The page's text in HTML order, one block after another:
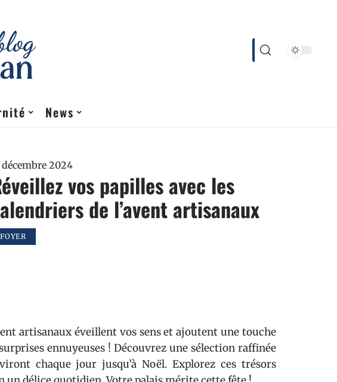
News
décembre 2024
vos papilles avec les
de l’avent artisanaux
FOYER
artisanaux éveillent vos sens et ajoutent une touche
ennuyeuses ! Découvrez une sélection raffinée
chaque jour jusqu’à Noël. Explorez ces trésors